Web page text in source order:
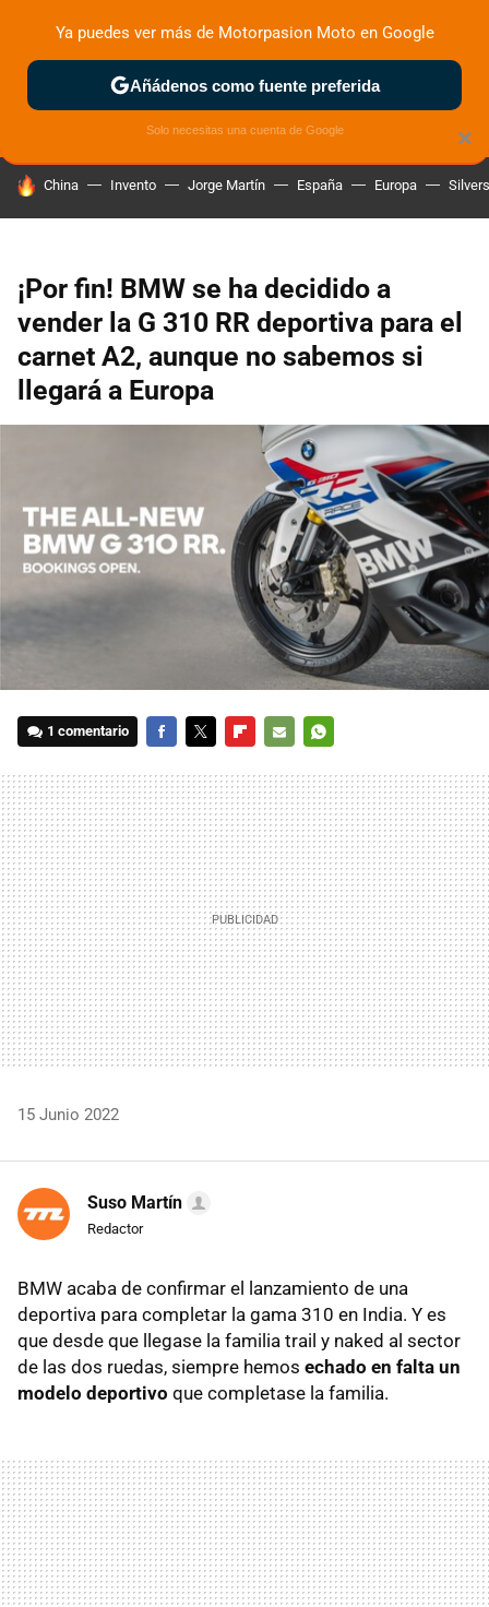
ZONA DE PRUEBAS DEPORTIVAS MOTOS ELÉCTRICAS
HOY SE HABLA DE
China Invento Jorge Martín España Europa
¡Por fin! BMW se ha decidido a
vender la G 310 RR deportiva para el
carnet A2, aunque no sabemos si
llegará a Europa
1 comentario
MAIL
15 Junio 2022
Suso Martín
Redactor
BMW acaba de confirmar el lanzamiento de una
deportiva para completar la gama 310 en India. Y es
que desde que llegase la familia trail y naked al sector
de las dos ruedas, siempre hemos echado en falta un
modelo deportivo que completase la familia.
×
Ya puedes ver más de Motorpasion Moto en Google
Añádenos como fuente preferida
Solo necesitas una cuenta de Google